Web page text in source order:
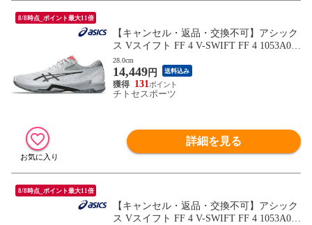
8/8時点_ポイント最大11倍
【キャンセル・返品・交換不可】アシック
ス Vスイフト FF 4 V-SWIFT FF 4 1053A066
-102 ユニセックス 2025SS バレーボール R
FCL
28.0cm
14,449円 送料込み
131
チトセスポーツ
詳細を見る
8/8時点_ポイント最大11倍
【キャンセル・返品・交換不可】アシック
ス Vスイフト FF 4 V-SWIFT FF 4 1053A066